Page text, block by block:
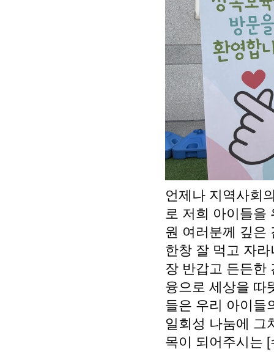
언제나 지역사회
로 저희 아이들을
원 여러분께 깊은
한창 잘 먹고 자
장 반갑고 든든한
융으로 세상을 따
들은 우리 아이들
일회성 나눔에 그
목이 되어주시는